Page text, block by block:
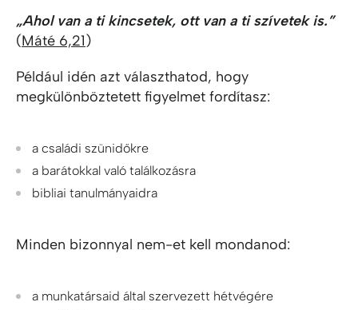
„Ahol van a ti kincsetek, ott van a ti szívetek is.”
(Máté 6,21)
Például idén azt választhatod, hogy
megkülönböztetett figyelmet fordítasz:
a családi szünidőkre
a barátokkal való találkozásra
bibliai tanulmányaidra
Minden bizonnyal nem-et kell mondanod:
a munkatársaid által szervezett hétvégére